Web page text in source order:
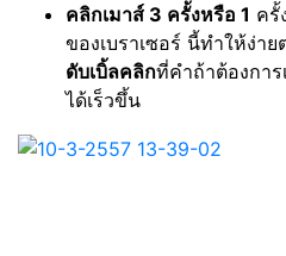
คลิกเมาส์ 3 ครั้งหรือ 1 ครั้
ของเบราเซอร์ นี้ทำให้ง่า
ดับเบิ้ลคลิกที่คำถ้าต้องการ
ได้เร็วขึ้น